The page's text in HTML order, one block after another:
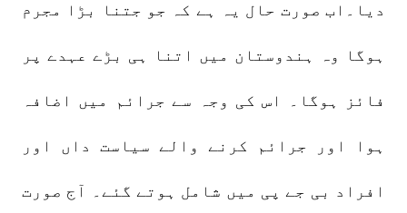
دیا۔اب صورت حال یہ ہے کہ جو جتنا بڑا مجرم
ہوگا وہ ہندوستان میں اتنا ہی بڑے عہدے پر
فائز ہوگا۔ اس کی وجہ سے جرائم میں اضافہ
ہوا اور جرائم کرنے والے سیاست داں اور
افراد بی جے پی میں شامل ہوتے گئے۔ آج صورت